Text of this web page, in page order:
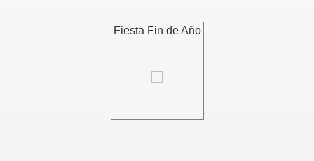
Fiesta Fin de Año